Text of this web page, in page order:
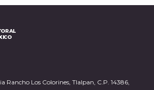
Rancho Los Colorines, Tlalpan, C.P. 14386,